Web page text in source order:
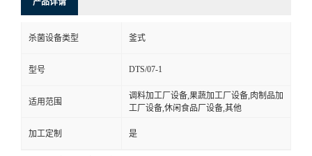
产品详请
杀菌设备类型 釜式
型号 DTS/07-1
适用范围
调料加工厂设备,果蔬加工厂设备,肉制品加
工厂设备,休闲食品厂设备,其他
加工定制 是